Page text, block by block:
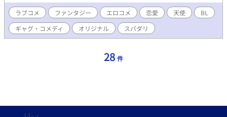
ラブコメ ファンタジー エロコメ 恋愛 天使
BL
ギャグ・コメディ
オリジナル スパダリ
28 件